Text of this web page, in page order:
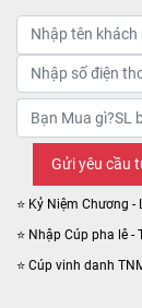
⭐ Kỷ Niệm Chương
⭐ Nhập Cúp pha lê
⭐ Cúp vinh danh